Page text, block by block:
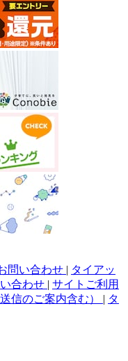
問い合わせ | タイアッ
合わせ | サイトご利用
信のご案内含む） | タ